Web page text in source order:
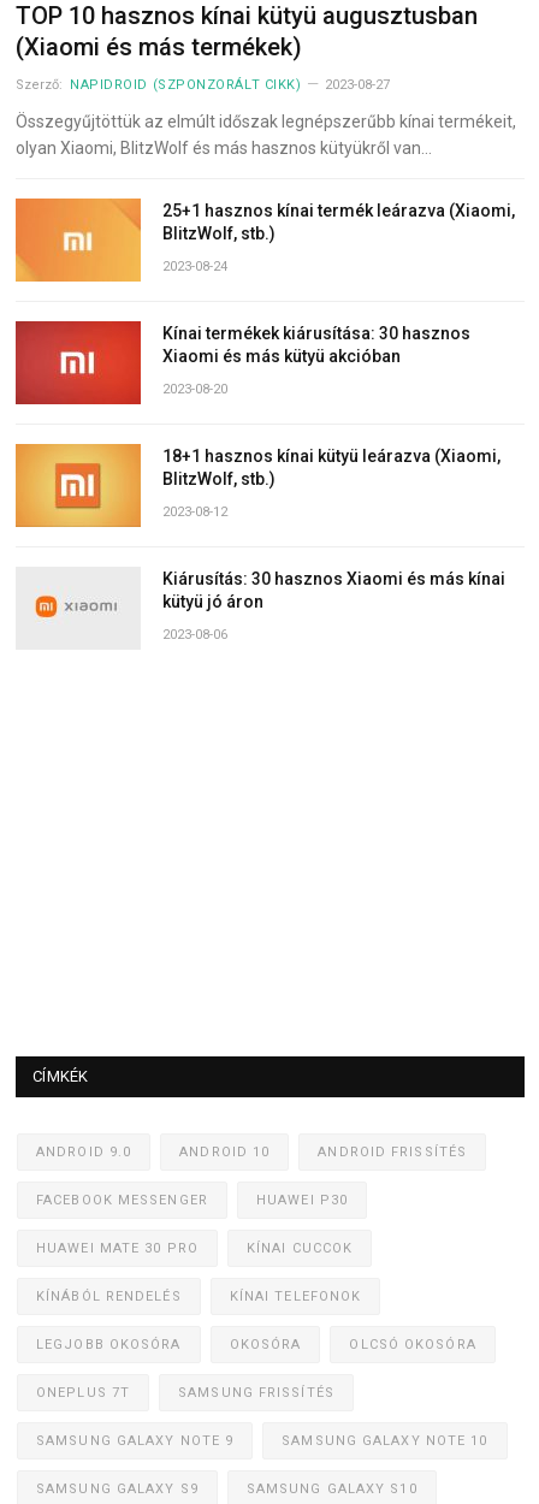
TOP 10 hasznos kínai kütyü augusztusban
(Xiaomi és más termékek)
Szerző: NAPIDROID (SZPONZORÁLT CIKK) 2023-08-27
Összegyűjtöttük az elmúlt időszak legnépszerűbb kínai termékeit,
olyan Xiaomi, BlitzWolf és más hasznos kütyükről van…
25+1 hasznos kínai termék leárazva (Xiaomi,
BlitzWolf, stb.)
2023-08-24
Kínai termékek kiárusítása: 30 hasznos
Xiaomi és más kütyü akcióban
2023-08-20
18+1 hasznos kínai kütyü leárazva (Xiaomi,
BlitzWolf, stb.)
2023-08-12
Kiárusítás: 30 hasznos Xiaomi és más kínai
kütyü jó áron
2023-08-06
CÍMKÉK
ANDROID 9.0 ANDROID 10 ANDROID FRISSÍTÉS
FACEBOOK MESSENGER HUAWEI P30
HUAWEI MATE 30 PRO KÍNAI CUCCOK
KÍNÁBÓL RENDELÉS KÍNAI TELEFONOK
LEGJOBB OKOSÓRA OKOSÓRA OLCSÓ OKOSÓRA
ONEPLUS 7T SAMSUNG FRISSÍTÉS
SAMSUNG GALAXY NOTE 9 SAMSUNG GALAXY NOTE 10
SAMSUNG GALAXY S9 SAMSUNG GALAXY S10